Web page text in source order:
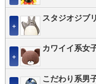
＋
スタジオジブ
＋
カワイイ系女
こだわり系男